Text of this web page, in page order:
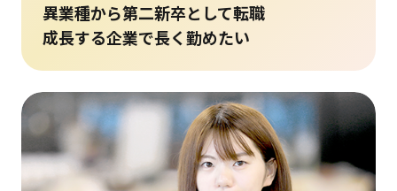
異業種から第二新卒として転職
成長する企業で長く勤めたい